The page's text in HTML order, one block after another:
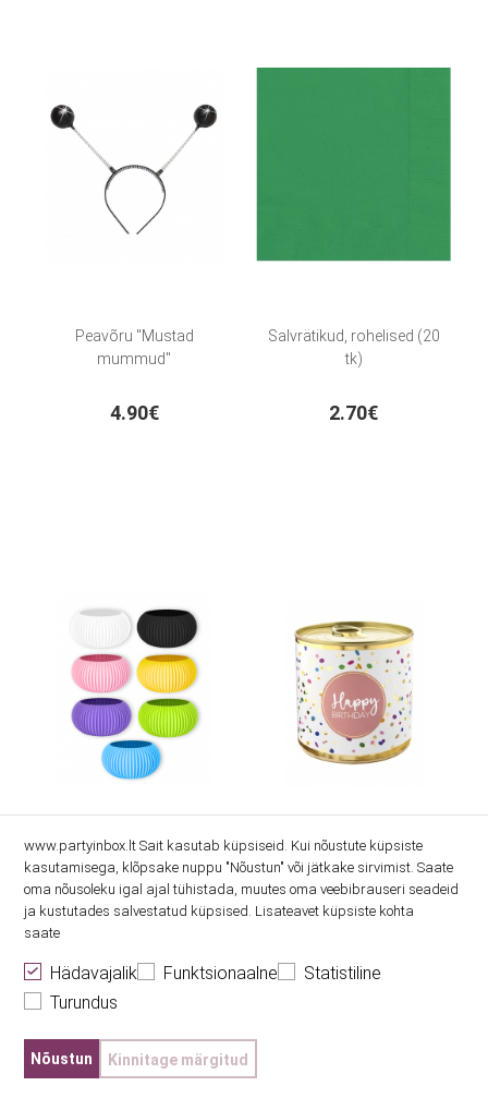
Peavõru "Mustad
mummud"
4.90€
Salvrätikud, rohelised (20
tk)
2.70€
Karp „Mull“
Üllatuskook purgis
"Happy Birthday Confetti",
küünlaga (8,5 cm/140 g)
www.partyinbox.lt Sait kasutab küpsiseid. Kui nõustute küpsiste
kasutamisega, klõpsake nuppu "Nõustun" või jätkake sirvimist. Saate
oma nõusoleku igal ajal tühistada, muutes oma veebibrauseri seadeid
ja kustutades salvestatud küpsised. Lisateavet küpsiste kohta
saate
Hädavajalik Funktsionaalne
Statistiline
Turundus
Nõustun Kinnitage märgitud